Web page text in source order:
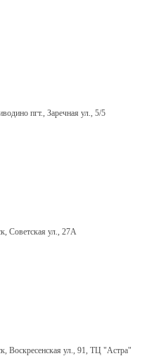
пгт., Заречная ул., 5/5
Советская ул., 27А
Воскресенская ул., 91, ТЦ "Астра"